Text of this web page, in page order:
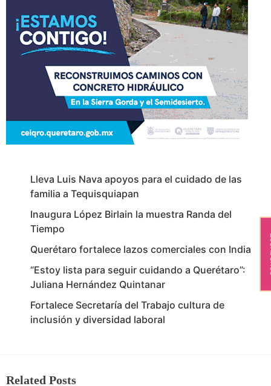
Lleva Luis Nava apoyos para el cuidado de las
familia a Tequisquiapan
Inaugura López Birlain la muestra Randa del
Tiempo
Querétaro fortalece lazos comerciales con India
“Estoy lista para seguir cuidando a Querétaro”:
Juliana Hernández Quintanar
Fortalece Secretaría del Trabajo cultura de
inclusión y diversidad laboral
Related Posts